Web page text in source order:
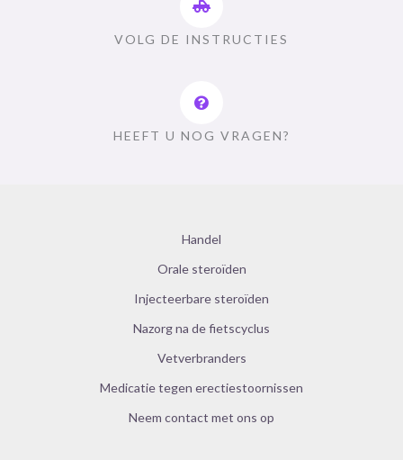
VOLG DE INSTRUCTIES
HEEFT U NOG VRAGEN?
Handel
Orale steroïden
Injecteerbare steroïden
Nazorg na de fietscyclus
Vetverbranders
Medicatie tegen erectiestoornissen
Neem contact met ons op